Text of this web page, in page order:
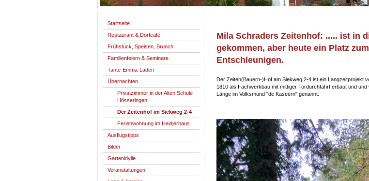
Startseite
Restaurant & Dorfcafé
Frühstück, Speisen, Brunch
Familienfeiern & Seminare
Tante-Emma-Laden
Übernachten
Privatzimmer in der Alten Schule
Hösseringen
Der Zeitenhof im Siekweg 2-4
Ferienwohnung im Heidjerhaus
Ausflugstipps
Bilder
Gartenidylle
Veranstaltungen
Mila Schraders Zeitenhof: ..... ist in
gekommen, aber heute ein Platz
Entschleunigen.
Der Zeiten(Bauern-)Hof am Siekweg 2-4 ist ein Langzeitprojekt
1810 als Fachwerkbau mit mittiger Tordurchfahrt erbaut und und
Länge im Volksmund "de Kaseern" genannt.